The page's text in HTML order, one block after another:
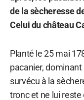
de la sècheresse
Celui du château
Planté le 25 mai
pacanier,
survécu à la
tronc et ne lui